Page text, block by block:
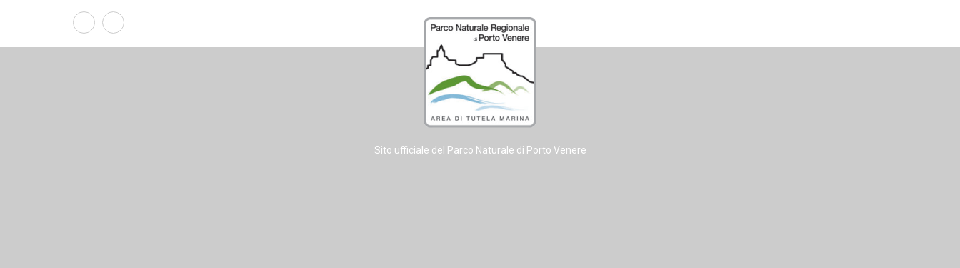
Sito ufficiale del Parco Naturale di Porto Venere